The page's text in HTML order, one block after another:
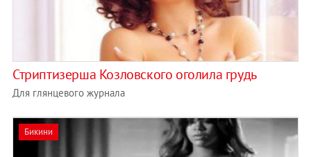
Стриптизерша Козловского оголила грудь
Для глянцевого журнала
Бикини